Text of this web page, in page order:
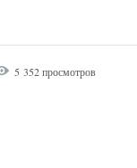
5 352 просмотров